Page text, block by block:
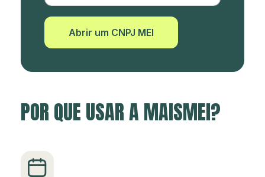
Abrir um CNPJ MEI
POR QUE USAR A MAISMEI?